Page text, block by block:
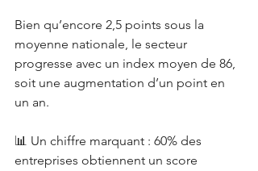
Bien qu’encore 2,5 points sous la
moyenne nationale, le secteur
progresse avec un index moyen de 86,
soit une augmentation d’un point en
un an.
📊 Un chiffre marquant : 60% des
entreprises obtiennent un score